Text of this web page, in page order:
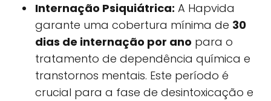
Internação Psiquiátrica: A Hapvida
garante uma cobertura mínima de 30
dias de internação por ano para o
tratamento de dependência química e
transtornos mentais. Este período é
crucial para a fase de desintoxicação e